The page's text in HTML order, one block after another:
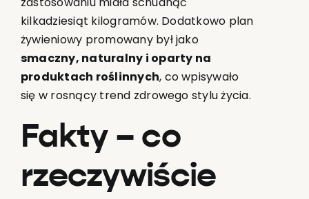
kilkadziesiąt kilogramów. Dodatkowo plan
żywieniowy promowany był jako
smaczny, naturalny i oparty na
produktach roślinnych, co wpisywało
się w rosnący trend zdrowego stylu życia.
Fakty – co
rzeczywiście